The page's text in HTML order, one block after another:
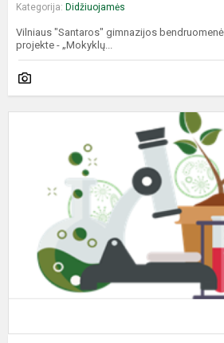
Kategorija: Didžiuojamės
Vilniaus "Santaros" gimnazijos
projekte - „Mokyklų...